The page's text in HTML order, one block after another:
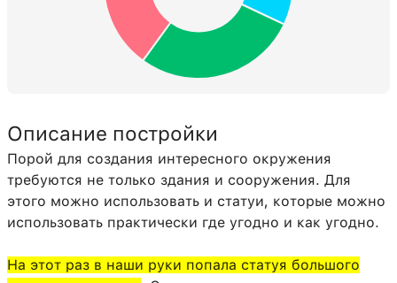
Описание постройки
Порой для создания интересного окружения
требуются не только здания и сооружения. Для
этого можно использовать и статуи, которые можно
использовать практически где угодно и как угодно.
На этот раз в наши руки попала статуя большого